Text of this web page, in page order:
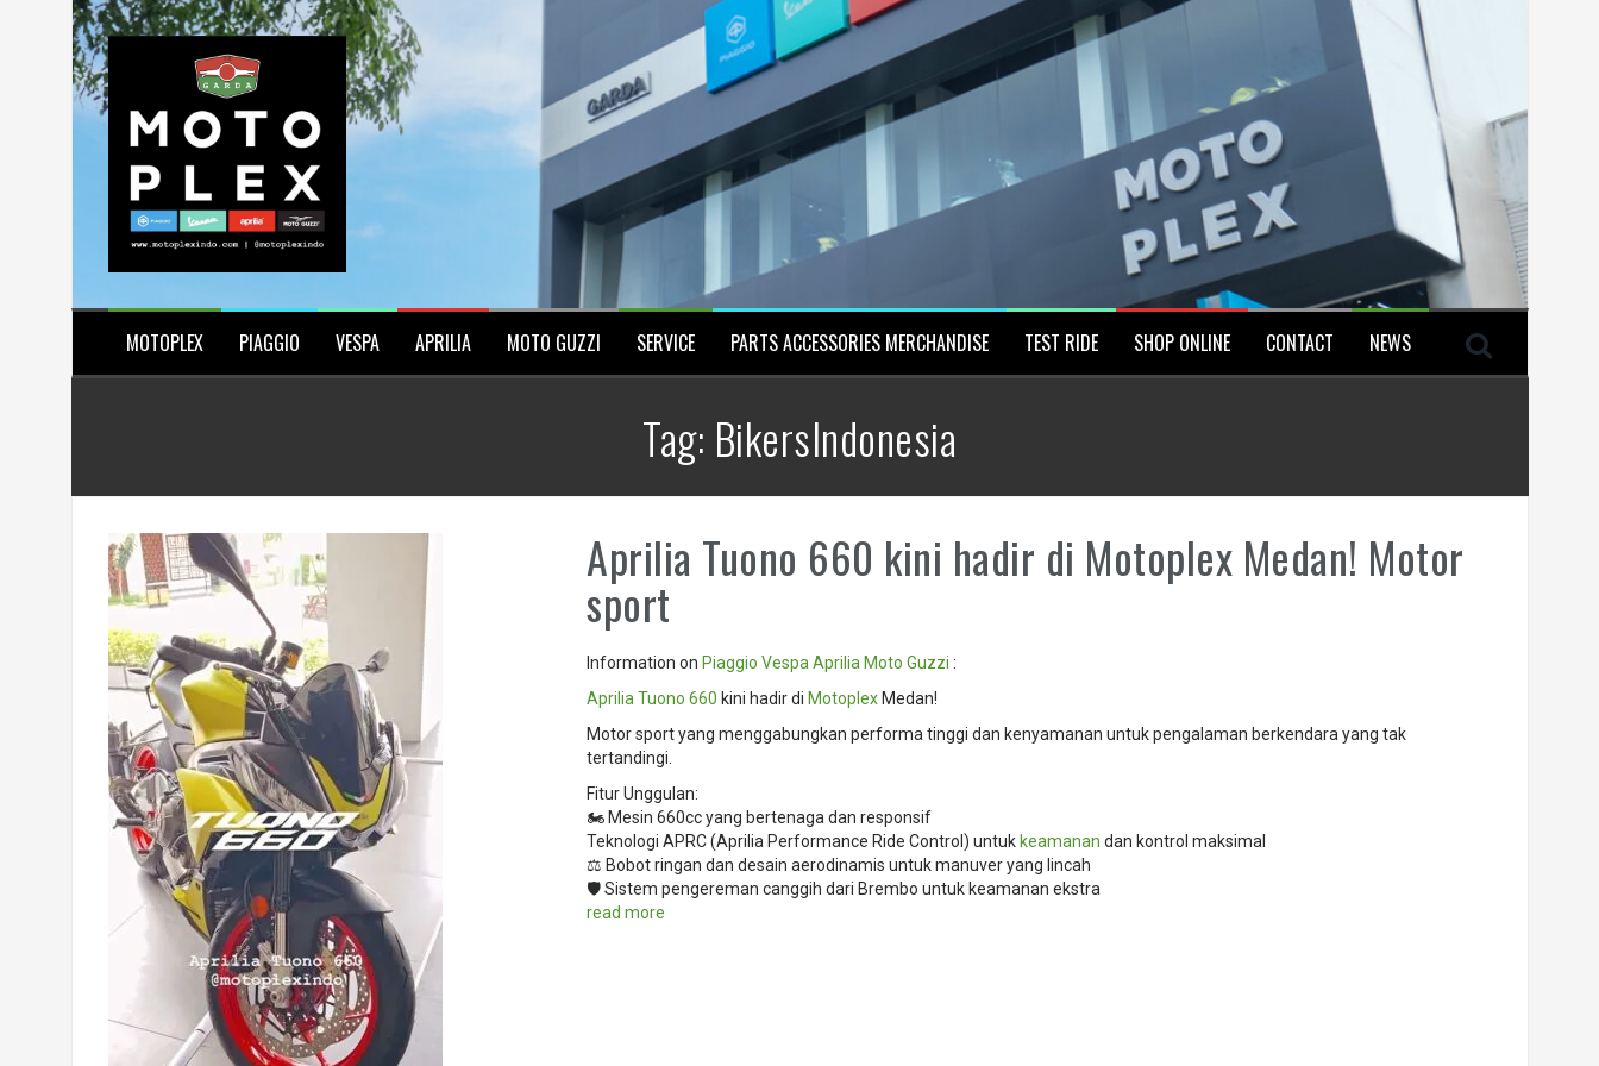
MOTOPLEX PIAGGIO VESPA APRILIA MOTO GUZZI SERVICE PARTS ACCESSORIES MERCHANDISE TEST RIDE SHOP ONLINE CONTACT NEWS
Tag: BikersIndonesia
Aprilia Tuono 660 kini hadir di Motoplex Medan! Motor
sport
Information on Piaggio Vespa Aprilia Moto Guzzi :
Aprilia Tuono 660 kini hadir di Motoplex Medan!
Motor sport yang menggabungkan performa tinggi dan kenyamanan untuk pengalaman berkendara yang tak
tertandingi.
Fitur Unggulan:
🏍️ Mesin 660cc yang bertenaga dan responsif
Teknologi APRC (Aprilia Performance Ride Control) untuk keamanan dan kontrol maksimal
⚖️ Bobot ringan dan desain aerodinamis untuk manuver yang lincah
🛡️ Sistem pengereman canggih dari Brembo untuk keamanan ekstra
read more